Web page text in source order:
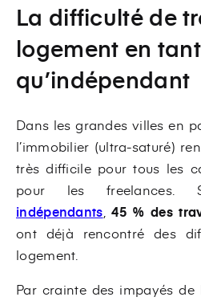
La difficulté de
logement en tant
qu’indépendant
Dans les grandes villes en
l’immobilier (ultra-saturé)
très difficile pour tous les
pour les freelances.
indépendants ,45 % des
ont déjà rencontré des
logement.
Par crainte des impayés de